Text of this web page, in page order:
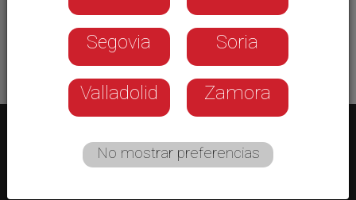
30/09/2025
Segovia Soria
Valladolid Zamora
No mostrar preferencias